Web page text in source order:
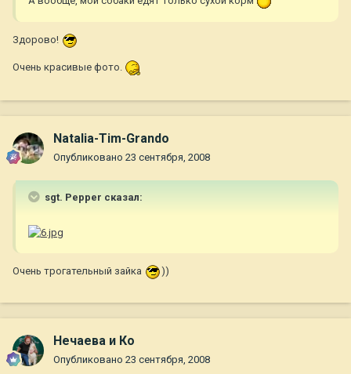
Здорово!
Очень красивые фото.
Natalia-Tim-Grando
Опубликовано 23 сентября, 2008
sgt. Pepper сказал:
Очень трогательный зайка ))
Нечаева и Ко
Опубликовано 23 сентября, 2008